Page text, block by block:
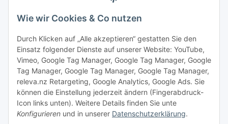
Wie wir Cookies & Co nutzen
Durch Klicken auf „Alle akzeptieren“ gestatten Sie den
Einsatz folgender Dienste auf unserer Website: YouTube,
Vimeo, Google Tag Manager, Google Tag Manager, Google
Tag Manager, Google Tag Manager, Google Tag Manager,
releva.nz Retargeting, Google Analytics, Google Ads. Sie
können die Einstellung jederzeit ändern (Fingerabdruck-
Icon links unten). Weitere Details finden Sie unte
Konfigurieren und in unserer Datenschutzerklärung.